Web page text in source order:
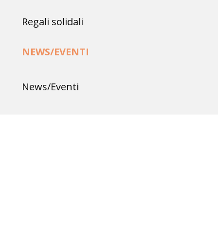
Regali solidali
NEWS/EVENTI
News/Eventi